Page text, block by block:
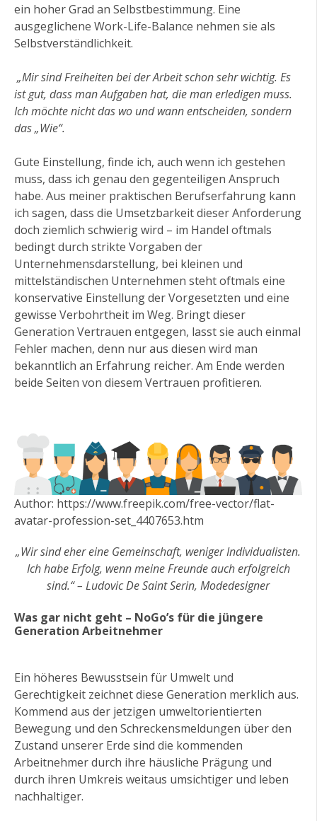
ein hoher Grad an Selbstbestimmung. Eine
ausgeglichene Work-Life-Balance nehmen sie als
Selbstverständlichkeit.
„Mir sind Freiheiten bei der Arbeit schon sehr wichtig. Es
ist gut, dass man Aufgaben hat, die man erledigen muss.
Ich möchte nicht das wo und wann entscheiden, sondern
das „Wie“.
Gute Einstellung, finde ich, auch wenn ich gestehen
muss, dass ich genau den gegenteiligen Anspruch
habe. Aus meiner praktischen Berufserfahrung kann
ich sagen, dass die Umsetzbarkeit dieser Anforderung
doch ziemlich schwierig wird – im Handel oftmals
bedingt durch strikte Vorgaben der
Unternehmensdarstellung, bei kleinen und
mittelständischen Unternehmen steht oftmals eine
konservative Einstellung der Vorgesetzten und eine
gewisse Verbohrtheit im Weg. Bringt dieser
Generation Vertrauen entgegen, lasst sie auch einmal
Fehler machen, denn nur aus diesen wird man
bekanntlich an Erfahrung reicher. Am Ende werden
beide Seiten von diesem Vertrauen profitieren.
Author: https://www.freepik.com/free-vector/flat-
avatar-profession-set_4407653.htm
„Wir sind eher eine Gemeinschaft, weniger Individualisten.
Ich habe Erfolg, wenn meine Freunde auch erfolgreich
sind.“ – Ludovic De Saint Serin, Modedesigner
Was gar nicht geht – NoGo’s für die jüngere
Generation Arbeitnehmer
Ein höheres Bewusstsein für Umwelt und
Gerechtigkeit zeichnet diese Generation merklich aus.
Kommend aus der jetzigen umweltorientierten
Bewegung und den Schreckensmeldungen über den
Zustand unserer Erde sind die kommenden
Arbeitnehmer durch ihre häusliche Prägung und
durch ihren Umkreis weitaus umsichtiger und leben
nachhaltiger.